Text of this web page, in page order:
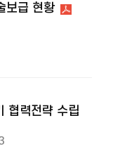
보급 현황
협력전략 수립